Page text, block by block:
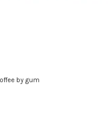
by gum